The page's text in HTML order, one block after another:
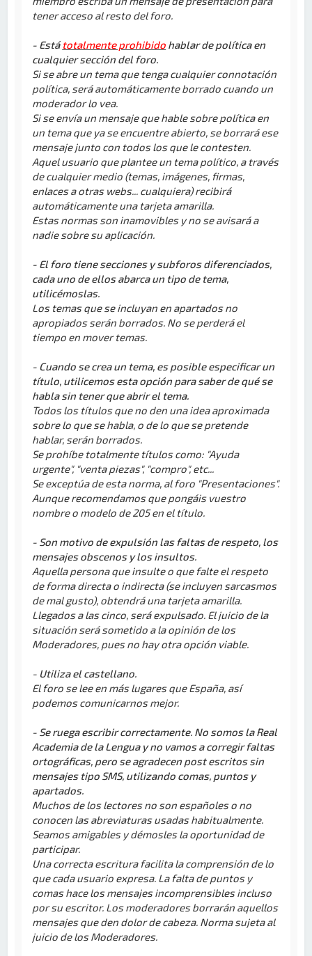
tener acceso al resto del foro.
- Está totalmente prohibido hablar de política en
cualquier sección del foro.
Si se abre un tema que tenga cualquier connotación
política, será automáticamente borrado cuando un
moderador lo vea.
Si se envía un mensaje que hable sobre política en
un tema que ya se encuentre abierto, se borrará ese
mensaje junto con todos los que le contesten.
Aquel usuario que plantee un tema político, a través
de cualquier medio (temas, imágenes, firmas,
enlaces a otras webs... cualquiera) recibirá
automáticamente una tarjeta amarilla.
Estas normas son inamovibles y no se avisará a
nadie sobre su aplicación.
- El foro tiene secciones y subforos diferenciados,
cada uno de ellos abarca un tipo de tema,
utilicémoslas.
Los temas que se incluyan en apartados no
apropiados serán borrados. No se perderá el
tiempo en mover temas.
- Cuando se crea un tema, es posible especificar un
título, utilicemos esta opción para saber de qué se
habla sin tener que abrir el tema.
Todos los títulos que no den una idea aproximada
sobre lo que se habla, o de lo que se pretende
hablar, serán borrados.
Se prohíbe totalmente títulos como: "Ayuda
urgente", "venta piezas", "compro", etc...
Se exceptúa de esta norma, al foro "Presentaciones".
Aunque recomendamos que pongáis vuestro
nombre o modelo de 205 en el título.
- Son motivo de expulsión las faltas de respeto, los
mensajes obscenos y los insultos.
Aquella persona que insulte o que falte el respeto
de forma directa o indirecta (se incluyen sarcasmos
de mal gusto), obtendrá una tarjeta amarilla.
Llegados a las cinco, será expulsado. El juicio de la
situación será sometido a la opinión de los
Moderadores, pues no hay otra opción viable.
- Utiliza el castellano.
El foro se lee en más lugares que España, así
podemos comunicarnos mejor.
- Se ruega escribir correctamente. No somos la Real
Academia de la Lengua y no vamos a corregir faltas
ortográficas, pero se agradecen post escritos sin
mensajes tipo SMS, utilizando comas, puntos y
apartados.
Muchos de los lectores no son españoles o no
conocen las abreviaturas usadas habitualmente.
Seamos amigables y démosles la oportunidad de
participar.
Una correcta escritura facilita la comprensión de lo
que cada usuario expresa. La falta de puntos y
comas hace los mensajes incomprensibles incluso
por su escritor. Los moderadores borrarán aquellos
mensajes que den dolor de cabeza. Norma sujeta al
juicio de los Moderadores.